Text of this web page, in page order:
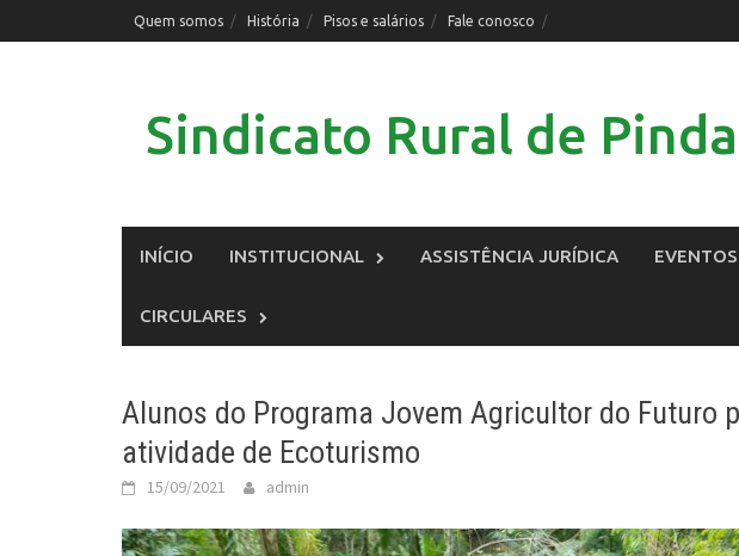
to
Quem somos História Pisos e salários Fale conosco
Sindicato Rural de
INÍCIO INSTITUCIONAL ASSISTÊNCIA JURÍDICA EVENTOS
CIRCULARES
Alunos do Programa Jovem Agricultor do Futuro
atividade de Ecoturismo
15/09/2021 admin